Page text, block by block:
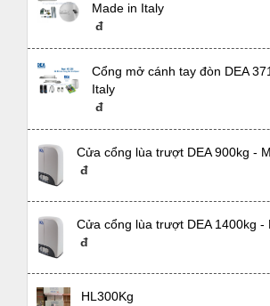
Made in Italy
đ
Cổng mở cánh tay đòn DEA
Italy
đ
Cửa cổng lùa trượt DEA 900kg -
đ
Cửa cổng lùa trượt DEA 1400kg -
đ
HL300Kg
Demo dự án 1